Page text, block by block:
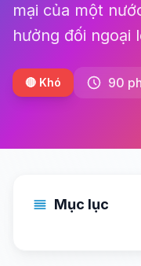
mại của một
hưởng đối ngoại
🔴 Khó 90
Mục lục